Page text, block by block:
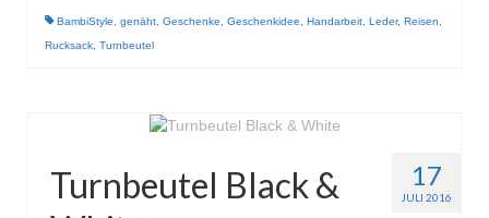
BambiStyle genäht Geschenke Geschenkidee Handarbeit Leder, Reisen
Rucksack Turnbeutel
17
JULI 2016
Turnbeutel Black &